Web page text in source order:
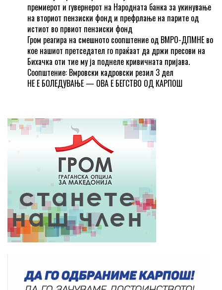
премиерот и гувернерот на Народната банка за укинување
на вториот пензиски фонд и префрлање на парите од
истиот во првиот пензиски фонд
Гром реагира на смешното соопштение од ВМРО-ДПМНЕ во
кое нашиот претседател го праќаат да држи пресови на
Бихачка оти тие му ја поднеле кривичната пријава.
Соопштение: Вмровски кадровски резил 3 дел
НЕ Е БОЛЕДУВАЊЕ — ОВА Е БЕГСТВО ОД КАРПОШ